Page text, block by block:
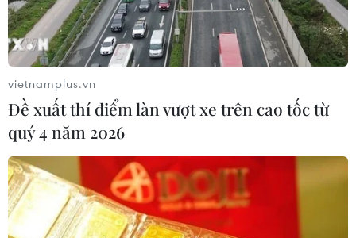
Cấp cứu kịp thời thuyền viên người nước
ngoài bị tai nạn trên biển
29/11/2018 09:29
vietnamplus.vn
Đề xuất thí điểm làn vượt xe trên cao tốc từ
quý 4 năm 2026